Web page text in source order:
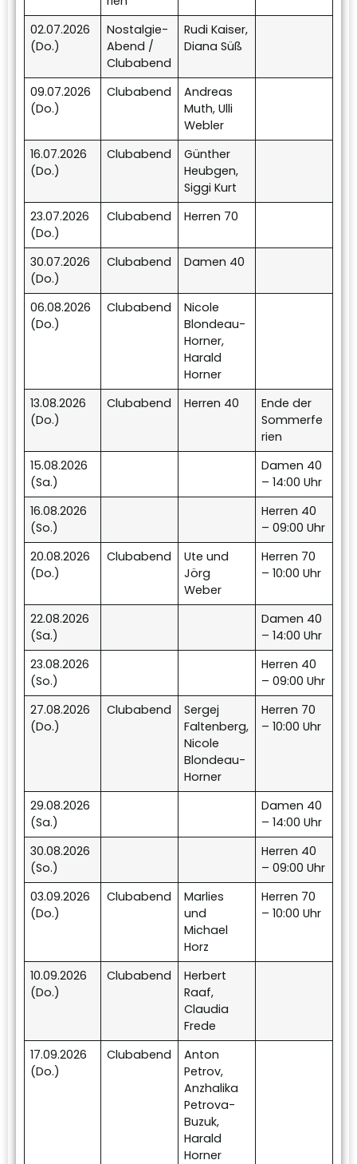
02.07.2026
(Do.)
Nostalgie-
Abend /
Clubabend
Rudi Kaiser,
Diana Süß
09.07.2026
(Do.)
Clubabend
Andreas
Muth, Ulli
Webler
16.07.2026
(Do.)
Clubabend
Günther
Heubgen,
Siggi Kurt
23.07.2026
(Do.)
Clubabend Herren 70
30.07.2026
(Do.)
Clubabend Damen 40
06.08.2026
(Do.)
Clubabend
Nicole
Blondeau-
Horner,
Harald
Horner
13.08.2026
(Do.)
Clubabend Herren 40
Ende der
Sommerfe
rien
15.08.2026
(Sa.)
Damen 40
– 14:00 Uhr
16.08.2026
(So.)
Herren 40
– 09:00 Uhr
20.08.2026
(Do.)
Clubabend
Ute und
Jörg
Weber
Herren 70
– 10:00 Uhr
22.08.2026
(Sa.)
Damen 40
– 14:00 Uhr
23.08.2026
(So.)
Herren 40
– 09:00 Uhr
27.08.2026
(Do.)
Clubabend
Sergej
Faltenberg,
Nicole
Blondeau-
Horner
Herren 70
– 10:00 Uhr
29.08.2026
(Sa.)
Damen 40
– 14:00 Uhr
30.08.2026
(So.)
Herren 40
– 09:00 Uhr
03.09.2026
(Do.)
Clubabend
Marlies
und
Michael
Horz
Herren 70
– 10:00 Uhr
10.09.2026
(Do.)
Clubabend
Herbert
Raaf,
Claudia
Frede
17.09.2026
(Do.)
Clubabend
Anton
Petrov,
Anzhalika
Petrova-
Buzuk,
Harald
Horner